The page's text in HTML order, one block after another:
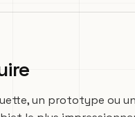
un prototype ou